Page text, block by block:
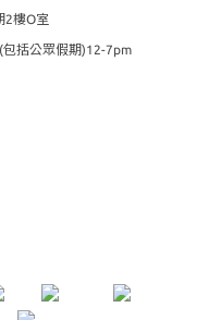
2樓O室
包括公眾假期)12-7pm